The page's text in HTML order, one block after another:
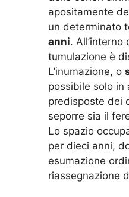
apositamente
un determinato
anni. All’interno
tumulazione è
L’inumazione, o
possibile solo in
predisposte dei
seporre sia il
Lo spazio
per dieci anni,
esumazione
riassegnazione